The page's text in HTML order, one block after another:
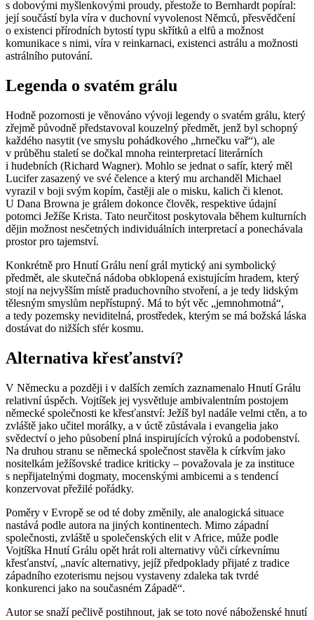
s dobovými myšlenkovými proudy, přestože to Bernhardt popíral:
její součástí byla víra v duchovní vyvolenost Němců, přesvědčení
o existenci přírodních bytostí typu skřítků a elfů a možnost
komunikace s nimi, víra v reinkarnaci, existenci astrálu a možnosti
astrálního putování.
Legenda o svatém grálu
Hodně pozornosti je věnováno vývoji legendy o svatém grálu, který
zřejmě původně představoval kouzelný předmět, jenž byl schopný
každého nasytit (ve smyslu pohádkového „hrnečku vař“), ale
v průběhu staletí se dočkal mnoha reinterpretací literárních
i hudebních (Richard Wagner). Mohlo se jednat o safír, který měl
Lucifer zasazený ve své čelence a který mu archanděl Michael
vyrazil v boji svým kopím, častěji ale o misku, kalich či klenot.
U Dana Browna je grálem dokonce člověk, respektive údajní
potomci Ježíše Krista. Tato neurčitost poskytovala během kulturních
dějin možnost nesčetných individuálních interpretací a ponechávala
prostor pro tajemství.
Konkrétně pro Hnutí Grálu není grál mytický ani symbolický
předmět, ale skutečná nádoba obklopená existujícím hradem, který
stojí na nejvyšším místě praduchovního stvoření, a je tedy lidským
tělesným smyslům nepřístupný. Má to být věc „jemnohmotná“,
a tedy pozemsky neviditelná, prostředek, kterým se má božská láska
dostávat do nižších sfér kosmu.
Alternativa křesťanství?
V Německu a později i v dalších zemích zaznamenalo Hnutí Grálu
relativní úspěch. Vojtíšek jej vysvětluje ambivalentním postojem
německé společnosti ke křesťanství: Ježíš byl nadále velmi ctěn, a to
zvláště jako učitel morálky, a v úctě zůstávala i evangelia jako
svědectví o jeho působení plná inspirujících výroků a podobenství.
Na druhou stranu se německá společnost stavěla k církvím jako
nositelkám ježíšovské tradice kriticky – považovala je za instituce
s nepřijatelnými dogmaty, mocenskými ambicemi a s tendencí
konzervovat přežilé pořádky.
Poměry v Evropě se od té doby změnily, ale analogická situace
nastává podle autora na jiných kontinentech. Mimo západní
společnosti, zvláště u společenských elit v Africe, může podle
Vojtíška Hnutí Grálu opět hrát roli alternativy vůči církevnímu
křesťanství, „navíc alternativy, jejíž předpoklady přijaté z tradice
západního ezoterismu nejsou vystaveny zdaleka tak tvrdé
konkurenci jako na současném Západě“.
Autor se snaží pečlivě postihnout, jak se toto nové náboženské hnutí